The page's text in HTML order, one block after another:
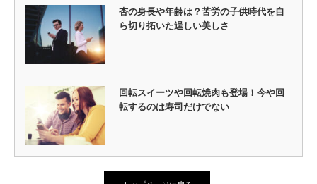
杏の身長や年齢は？苦労の子供時代を自
ら切り拓いた逞しい美しさ
回転スイーツや回転焼肉も登場！今や回
転するのは寿司だけでない